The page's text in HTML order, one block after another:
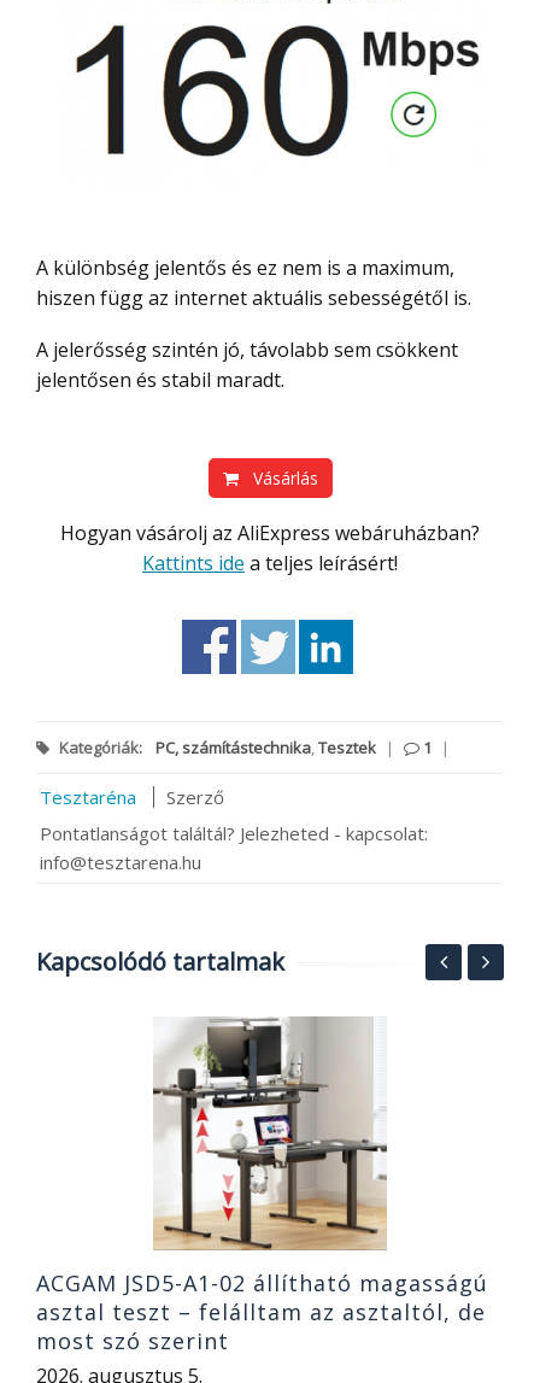
A különbség jelentős és ez nem is a maximum,
hiszen függ az internet aktuális sebességétől is.
A jelerősség szintén jó, távolabb sem csökkent
jelentősen és stabil maradt.
Vásárlás
Hogyan vásárolj az AliExpress webáruházban?
Kattints ide a teljes leírásért!
Kategóriák: PC, számítástechnika,Tesztek | 1 |
Tesztaréna
Szerző
Pontatlanságot találtál? Jelezheted - kapcsolat:
info@tesztarena.hu
Kapcsolódó tartalmak
ACGAM JSD5-A1-02 állítható magasságú
asztal teszt – felálltam az asztaltól, de
most szó szerint
2026. augusztus 5.